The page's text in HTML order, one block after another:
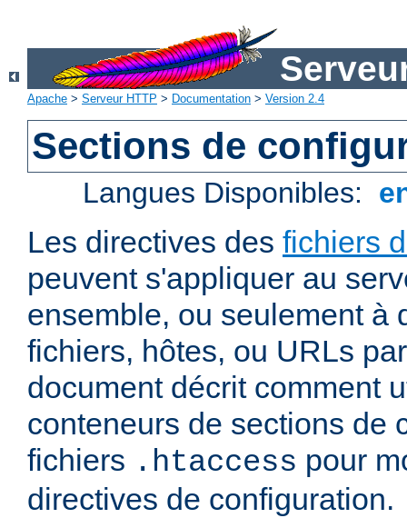
Apache > Serveur HTTP > Documentation > Version 2.4
Sections de
Langues Disponibles:
Les directives des fichiers
peuvent s'appliquer au
ensemble, ou seulement à
fichiers, hôtes, ou URLs
document décrit comment
conteneurs de sections de
fichiers .htaccess pour
directives de configuration.